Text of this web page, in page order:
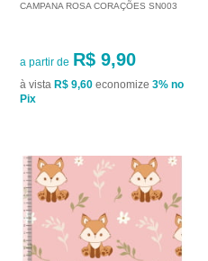
CAMPANA ROSA CORAÇÕES SN003
a partir de R$ 9,90
à vista R$ 9,60 economize 3% no
Pix